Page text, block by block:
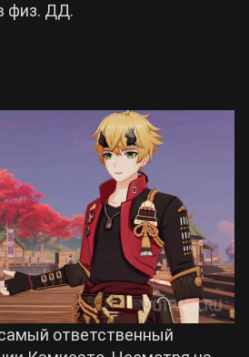
физ. ДД.
ответственный